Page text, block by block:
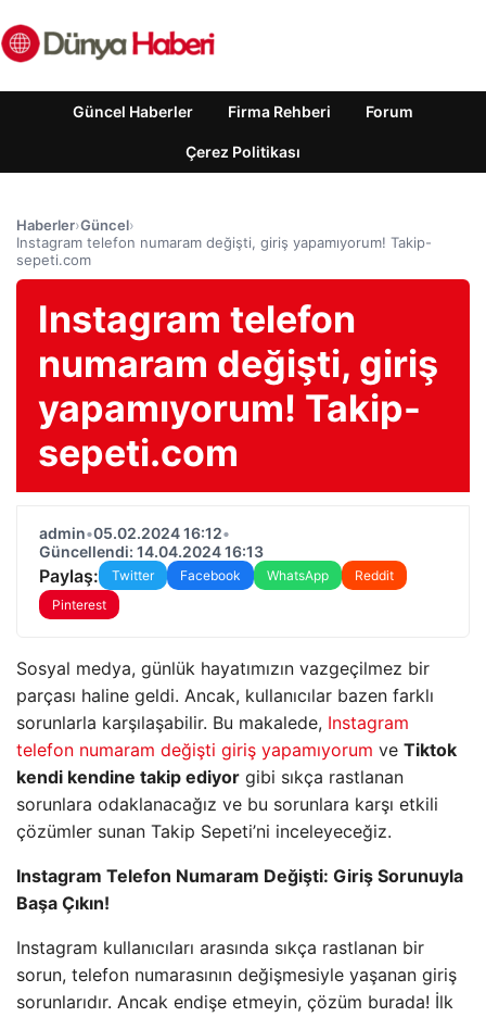
Güncel Haberler Firma Rehberi Forum
Çerez Politikası
Haberler›Güncel›
Instagram telefon numaram değişti, giriş yapamıyorum! Takip-
sepeti.com
Instagram telefon
numaram değişti, giriş
yapamıyorum! Takip-
sepeti.com
admin•05.02.2024 16:12•
Güncellendi: 14.04.2024 16:13
Paylaş: Twitter Facebook WhatsApp
Reddit
Pinterest
Sosyal medya, günlük hayatımızın vazgeçilmez bir
parçası haline geldi. Ancak, kullanıcılar bazen farklı
sorunlarla karşılaşabilir. Bu makalede, Instagram
telefon numaram değişti giriş yapamıyorum ve Tiktok
kendi kendine takip ediyor gibi sıkça rastlanan
sorunlara odaklanacağız ve bu sorunlara karşı etkili
çözümler sunan Takip Sepeti’ni inceleyeceğiz.
Instagram Telefon Numaram Değişti: Giriş Sorunuyla
Başa Çıkın!
Instagram kullanıcıları arasında sıkça rastlanan bir
sorun, telefon numarasının değişmesiyle yaşanan giriş
sorunlarıdır. Ancak endişe etmeyin, çözüm burada! İlk